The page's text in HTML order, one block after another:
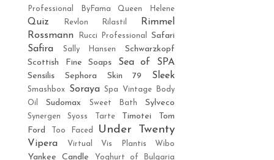
Professional ByFama
Queen Helene
Quiz Revlon Rilastil
Rimmel
Rossmann
Rucci Professional Safari
Safira Sally Hansen
Schwarzkopf
Scottish Fine Soaps
Sea of SPA
Sensilis Sephora Skin 79 Sleek
Smashbox Soraya Spa Vintage Body
Oil
Sudomax Sweet Bath Sylveco
Synergen Syoss Tarte Timotei
Tom
Ford
Too Faced Under Twenty
Vipera Virtual Vis Plantis Wibo
Yankee Candle
Yoghurt of Bulgaria